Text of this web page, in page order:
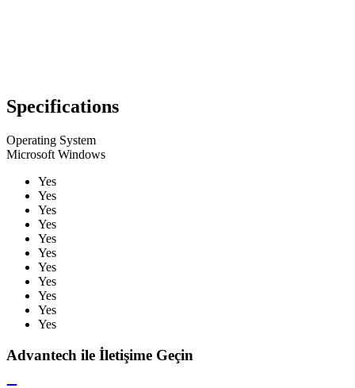
Specifications
Operating System
Microsoft Windows
Yes
Yes
Yes
Yes
Yes
Yes
Yes
Yes
Yes
Yes
Yes
Advantech ile İletişime Geçin